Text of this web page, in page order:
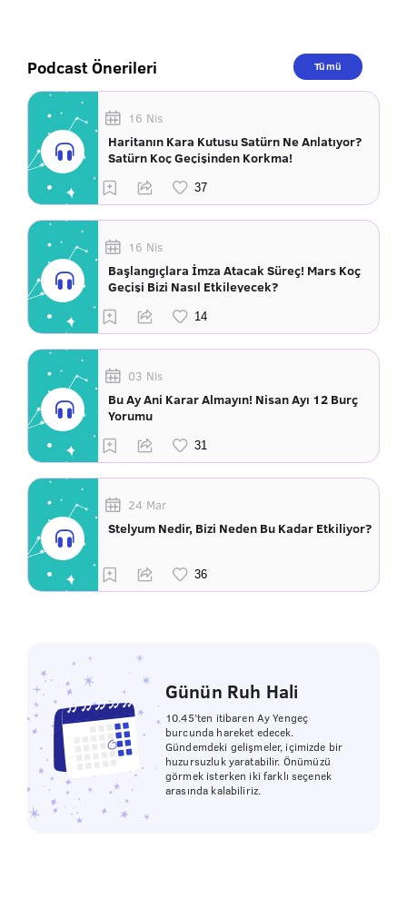
Podcast Önerileri Tümü
16 Nis
Haritanın Kara Kutusu Satürn Ne Anlatıyor?
Satürn Koç Geçişinden Korkma!
16 Nis
Başlangıçlara İmza Atacak Süreç! Mars Koç
Geçişi Bizi Nasıl Etkileyecek?
03 Nis
Bu Ay Ani Karar Almayın! Nisan Ayı 12 Burç
Yorumu
24 Mar
Stelyum Nedir, Bizi Neden Bu Kadar Etkiliyor?
Günün Ruh Hali
10.45’ten itibaren Ay Yengeç
burcunda hareket edecek.
Gündemdeki gelişmeler, içimizde bir
huzursuzluk yaratabilir. Önümüzü
görmek isterken iki farklı seçenek
arasında kalabiliriz.